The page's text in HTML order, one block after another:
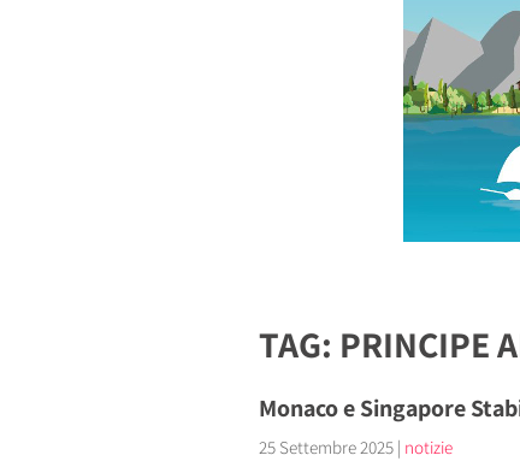
TAG: PRINCIPE
Monaco e Singapore
25 Settembre 2025 | notizie